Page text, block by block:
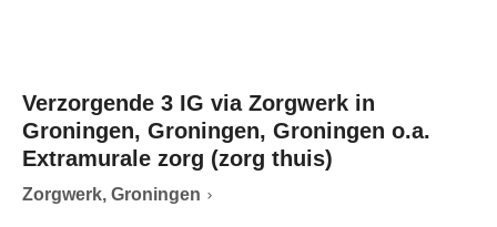
Verzorgende 3 IG via Zorgwerk in
Groningen, Groningen, Groningen o.a.
Extramurale zorg (zorg thuis)
Zorgwerk, Groningen